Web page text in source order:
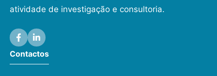
atividade de investigação e consultoria.
Contactos